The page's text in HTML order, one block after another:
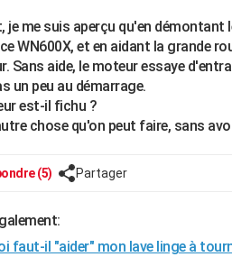
je me suis aperçu qu'en démontant
WN600X, et en aidant la grande
Sans aide, le moteur essaye
un peu au démarrage.
est-il fichu ?
chose qu'on peut faire, sans
(5) Partager
faut-il "aider" mon lave linge à